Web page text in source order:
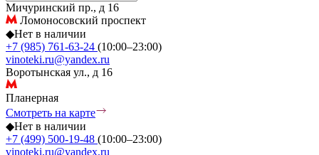
Мичуринский пр., д 16
Ломоносовский проспект
◆Нет в наличии
+7 (985) 761-63-24 (10:00–23:00)
vinoteki.ru@yandex.ru
Воротынская ул., д 16
Планерная
Смотреть на карте
◆Нет в наличии
+7 (499) 500-19-48 (10:00–23:00)
vinoteki.ru@yandex.ru